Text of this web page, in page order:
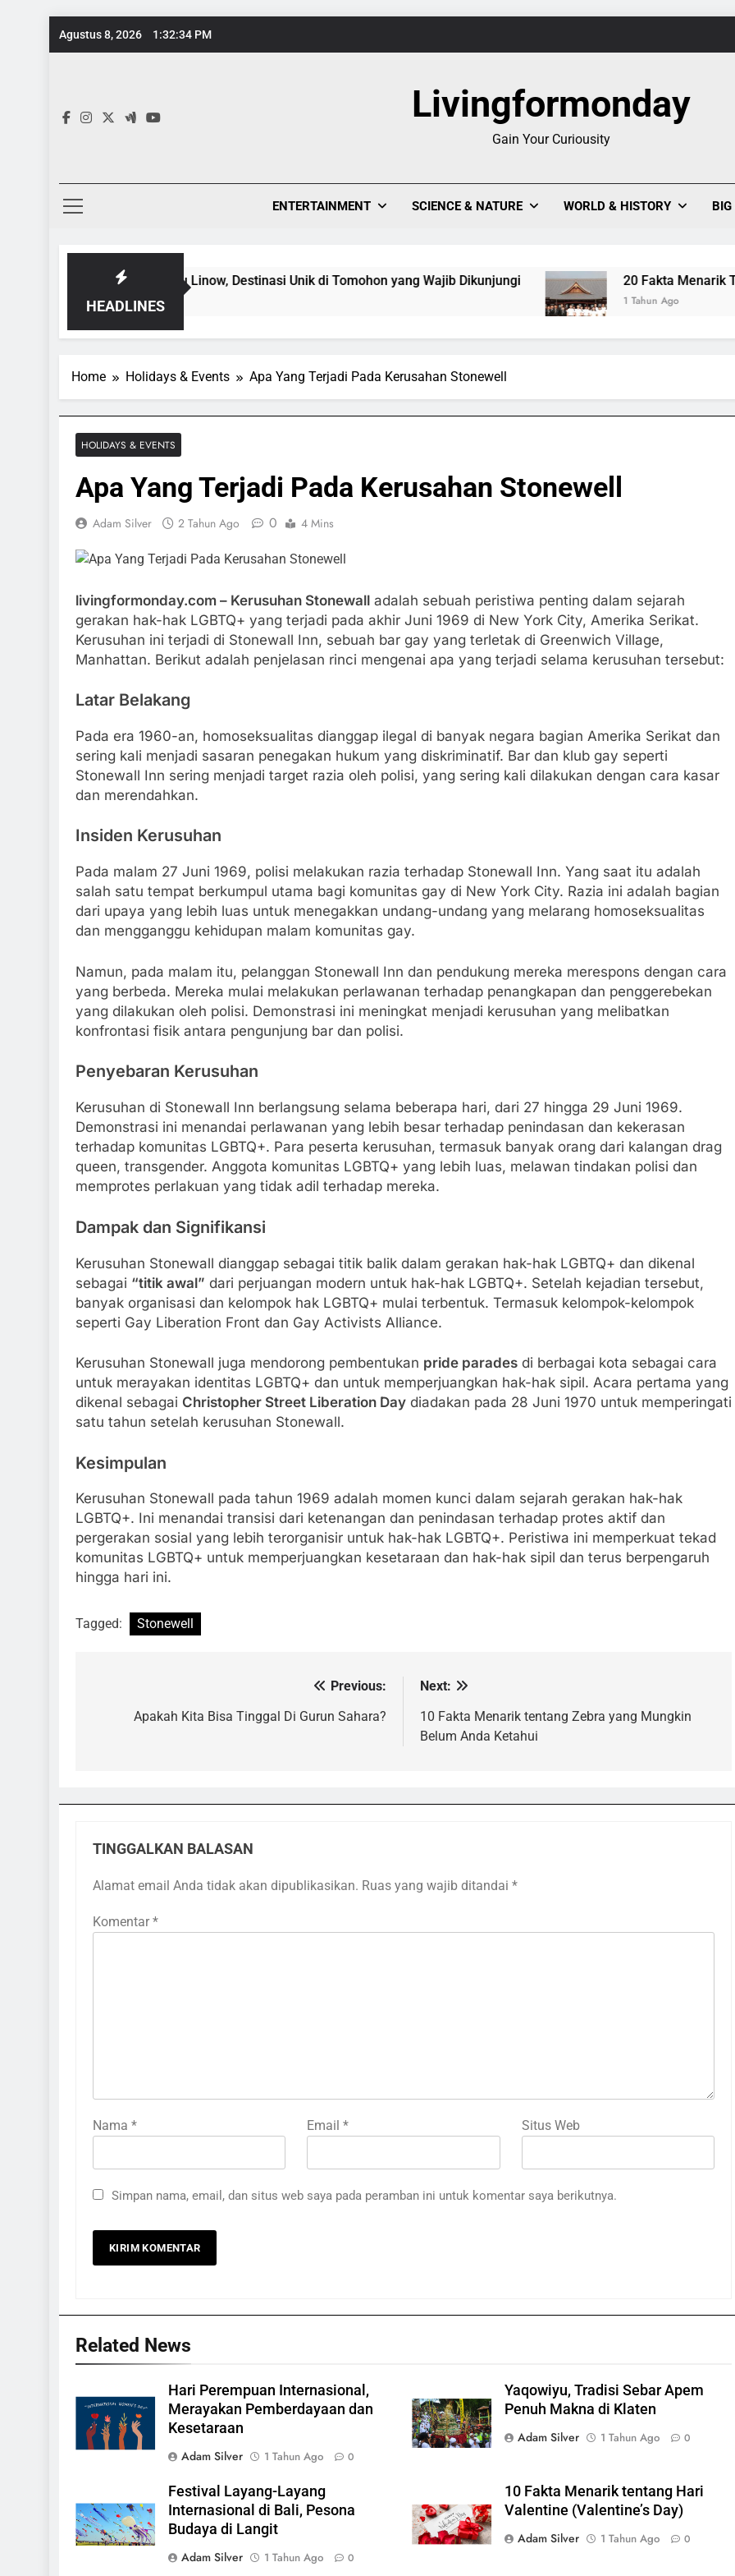
Agustus 8, 2026 1:32:34 PM
Keajaiban Warna-Warni Danau Linow, Destinasi
Livingformonday
Gain Your Curiousity
ENTERTAINMENT SCIENCE & NATURE WORLD & HISTORY BIG
HEADLINES
Warna-Warni Danau Linow, Destinasi Unik di Tomohon yang Wajib Dikunjungi 20 Fakta Menarik Tentang
1 Tahun Ago
Home Holidays & Events Apa Yang Terjadi Pada Kerusahan Stonewell
HOLIDAYS & EVENTS
Apa Yang Terjadi Pada Kerusahan Stonewell
Adam Silver 2 Tahun Ago 0 4 Mins
livingformonday.com – Kerusuhan Stonewall adalah sebuah peristiwa penting dalam sejarah
gerakan hak-hak LGBTQ+ yang terjadi pada akhir Juni 1969 di New York City, Amerika Serikat.
Kerusuhan ini terjadi di Stonewall Inn, sebuah bar gay yang terletak di Greenwich Village,
Manhattan. Berikut adalah penjelasan rinci mengenai apa yang terjadi selama kerusuhan tersebut:
Latar Belakang
Pada era 1960-an, homoseksualitas dianggap ilegal di banyak negara bagian Amerika Serikat dan
sering kali menjadi sasaran penegakan hukum yang diskriminatif. Bar dan klub gay seperti
Stonewall Inn sering menjadi target razia oleh polisi, yang sering kali dilakukan dengan cara kasar
dan merendahkan.
Insiden Kerusuhan
Pada malam 27 Juni 1969, polisi melakukan razia terhadap Stonewall Inn. Yang saat itu adalah
salah satu tempat berkumpul utama bagi komunitas gay di New York City. Razia ini adalah bagian
dari upaya yang lebih luas untuk menegakkan undang-undang yang melarang homoseksualitas
dan mengganggu kehidupan malam komunitas gay.
Namun, pada malam itu, pelanggan Stonewall Inn dan pendukung mereka merespons dengan cara
yang berbeda. Mereka mulai melakukan perlawanan terhadap penangkapan dan penggerebekan
yang dilakukan oleh polisi. Demonstrasi ini meningkat menjadi kerusuhan yang melibatkan
konfrontasi fisik antara pengunjung bar dan polisi.
Penyebaran Kerusuhan
Kerusuhan di Stonewall Inn berlangsung selama beberapa hari, dari 27 hingga 29 Juni 1969.
Demonstrasi ini menandai perlawanan yang lebih besar terhadap penindasan dan kekerasan
terhadap komunitas LGBTQ+. Para peserta kerusuhan, termasuk banyak orang dari kalangan drag
queen, transgender. Anggota komunitas LGBTQ+ yang lebih luas, melawan tindakan polisi dan
memprotes perlakuan yang tidak adil terhadap mereka.
Dampak dan Signifikansi
Kerusuhan Stonewall dianggap sebagai titik balik dalam gerakan hak-hak LGBTQ+ dan dikenal
sebagai “titik awal” dari perjuangan modern untuk hak-hak LGBTQ+. Setelah kejadian tersebut,
banyak organisasi dan kelompok hak LGBTQ+ mulai terbentuk. Termasuk kelompok-kelompok
seperti Gay Liberation Front dan Gay Activists Alliance.
Kerusuhan Stonewall juga mendorong pembentukan pride parades di berbagai kota sebagai cara
untuk merayakan identitas LGBTQ+ dan untuk memperjuangkan hak-hak sipil. Acara pertama yang
dikenal sebagai Christopher Street Liberation Day diadakan pada 28 Juni 1970 untuk memperingati
satu tahun setelah kerusuhan Stonewall.
Kesimpulan
Kerusuhan Stonewall pada tahun 1969 adalah momen kunci dalam sejarah gerakan hak-hak
LGBTQ+. Ini menandai transisi dari ketenangan dan penindasan terhadap protes aktif dan
pergerakan sosial yang lebih terorganisir untuk hak-hak LGBTQ+. Peristiwa ini memperkuat tekad
komunitas LGBTQ+ untuk memperjuangkan kesetaraan dan hak-hak sipil dan terus berpengaruh
hingga hari ini.
Tagged: Stonewell
Previous:
Apakah Kita Bisa Tinggal Di Gurun Sahara?
Next:
10 Fakta Menarik tentang Zebra yang Mungkin
Belum Anda Ketahui
TINGGALKAN BALASAN
Alamat email Anda tidak akan dipublikasikan. Ruas yang wajib ditandai *
Komentar *
Nama * Email* Situs Web
Simpan nama, email, dan situs web saya pada peramban ini untuk komentar saya berikutnya.
Related News
Hari Perempuan Internasional,
Merayakan Pemberdayaan dan
Kesetaraan
Adam Silver
1 Tahun Ago 0
Yaqowiyu, Tradisi Sebar Apem
Penuh Makna di Klaten
Adam Silver
1 Tahun Ago 0
Festival Layang-Layang
Internasional di Bali, Pesona
Budaya di Langit
Adam Silver
1 Tahun Ago 0
10 Fakta Menarik tentang Hari
Valentine (Valentine’s Day)
Adam Silver
1 Tahun Ago 0
Ojol The Game,
Online yang Viral
10 Fakta Menarik tentang Panjat
Tebing, Olahraga Penuh Tantangan
Mengenal Olahraga Padel,
Permainan Raket Modern yang
1